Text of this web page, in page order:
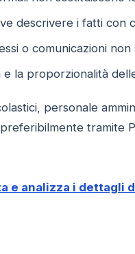
descrivere i fatti con
o comunicazioni non
la proporzionalità
personale
tramite
e analizza i dettagli